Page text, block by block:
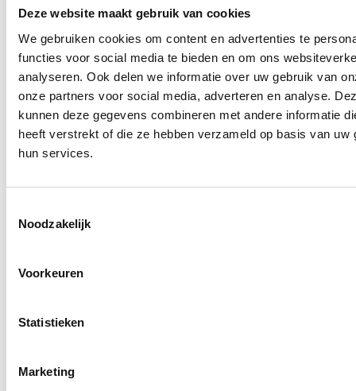
Deze website maakt gebruik van cookies
We gebruiken cookies om content en advertenties te
functies voor social media te bieden en om ons
analyseren. Ook delen we informatie over uw gebruik van
onze partners voor social media, adverteren en analyse.
kunnen deze gegevens combineren met andere informatie
heeft verstrekt of die ze hebben verzameld op basis van uw
hun services.
Noodzakelijk
Voorkeuren
Statistieken
Marketing
Woonplaats
Leeftijd
Telefoonnummer